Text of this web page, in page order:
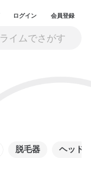
ログイン 会員登録
脱毛器 ヘッド